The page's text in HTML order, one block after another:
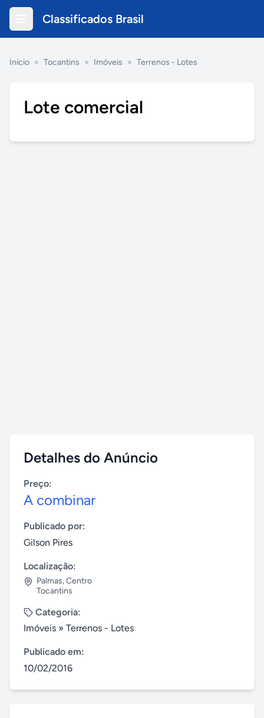
Classificados Brasil
Início » Tocantins » Imóveis » Terrenos - Lotes
Lote comercial
Detalhes do Anúncio
Preço:
A combinar
Publicado por:
Gilson Pires
Localização:
Palmas,Centro
Tocantins
Categoria:
Imóveis » Terrenos - Lotes
Publicado em:
10/02/2016